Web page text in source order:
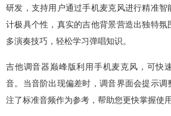
研发，支持用户通过手机麦克风进行精准
计极具个性，真实的吉他背景营造出独特
多演奏技巧，轻松学习弹唱知识。
吉他调音器巅峰版利用手机麦克风，可快
音。当音阶出现偏差时，调音界面会提示
注了标准音频作为参考，帮助您更快掌握使用